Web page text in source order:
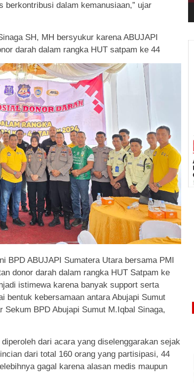
dalam kemanusiaan,” ujar
SH, MH bersyukur karena ABUJAPI
darah dalam rangka HUT satpam ke 44
BPD ABUJAPI Sumatera Utara bersama PMI
donor darah dalam rangka HUT Satpam ke
istimewa karena banyak support serta
bentuk kebersamaan antara Abujapi Sumut
Sekum BPD Abujapi Sumut M.Iqbal Sinaga,
dari acara yang diselenggarakan sejak
dari total 160 orang yang partisipasi, 44
gagal karena alasan medis maupun